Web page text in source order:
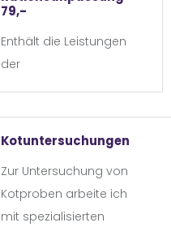
kann nicht nur bei der
sein, sondern auch
beim Kochen oder
Fertigfutter.
79,-
Enthält die Leistungen
der
Rationsanpassung zu
Bundle-Preis
Kotuntersuchungen
Zur Untersuchung von
Kotproben arbeite ich
mit spezialisierten